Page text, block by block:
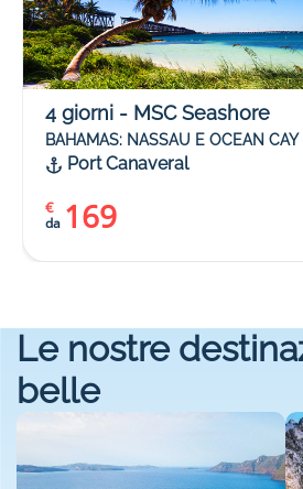
4 giorni - MSC Seashore
BAHAMAS: NASSAU E OCEAN CAY
Port Canaveral
da 169
€
Le nostre
belle